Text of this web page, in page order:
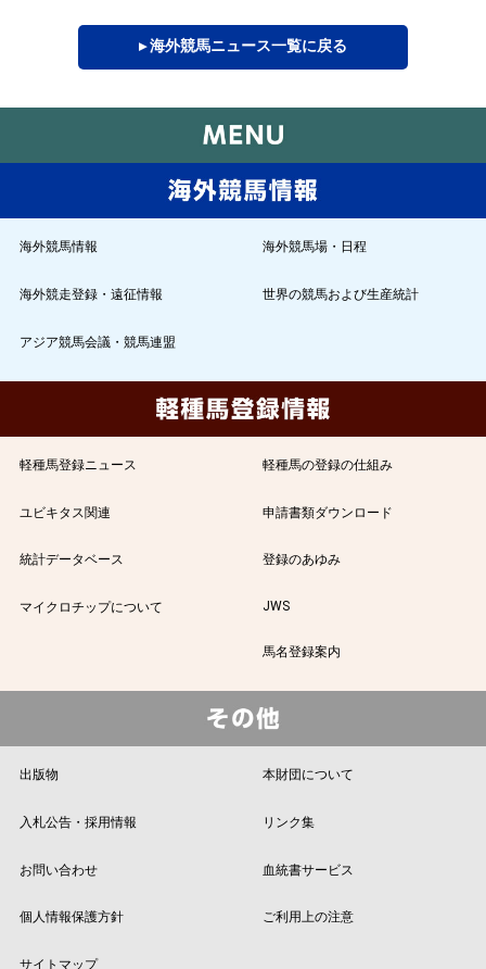
▸ 海外競馬ニュース一覧に戻る
海外競馬情報 海外競馬場・日程
海外競走登録・遠征情報 世界の競馬および生産統計
アジア競馬会議・競馬連盟
軽種馬登録ニュース 軽種馬の登録の仕組み
ユビキタス関連 申請書類ダウンロード
統計データベース 登録のあゆみ
マイクロチップについて JWS
馬名登録案内
出版物 本財団について
入札公告・採用情報 リンク集
お問い合わせ 血統書サービス
個人情報保護方針 ご利用上の注意
サイトマップ